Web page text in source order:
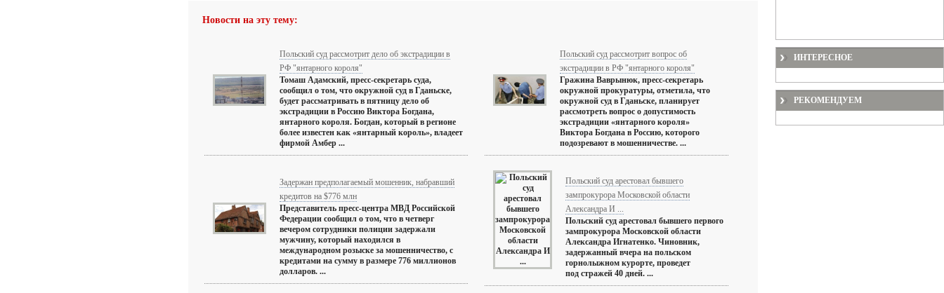
Новости на эту тему:
Польский суд рассмотрит дело об экстрадиции в
РФ "янтарного короля"
Томаш Адамский, пресс-секретарь суда,
сообщил о том, что окружной суд в Гданьске,
будет рассматривать в пятницу дело об
экстрадиции в Россию Виктора Богдана,
янтарного короля. Богдан, который в регионе
более известен как «янтарный король», владеет
фирмой Амбер ...
Польский суд рассмотрит вопрос об
экстрадиции в РФ "янтарного короля"
Гражина Ваврынюк, пресс-секретарь
окружной прокуратуры, отметила, что
окружной суд в Гданьске, планирует
рассмотреть вопрос о допустимость
экстрадиции «янтарного короля»
Виктора Богдана в Россию, которого
подозревают в мошенничестве. ...
Задержан предполагаемый мошенник, набравший
кредитов на $776 млн
Представитель пресс-центра МВД Российской
Федерации сообщил о том, что в четверг
вечером сотрудники полиции задержали
мужчину, который находился в
международном розыске за мошенничество, с
кредитами на сумму в размере 776 миллионов
долларов. ...
Польский суд арестовал бывшего
зампрокурора Московской области
Александра И ...
Польский суд арестовал бывшего первого
зампрокурора Московской области
Александра Игнатенко. Чиновник,
задержанный вчера на польском
горнолыжном курорте, проведет
под стражей 40 дней. ...
ИНТЕРЕСНОЕ
РЕКОМЕНДУЕМ